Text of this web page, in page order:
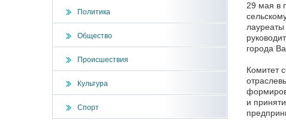
Политика
Общество
Происшествия
Культура
Спорт
29 мая в
лауреаты
города
Комитет
и